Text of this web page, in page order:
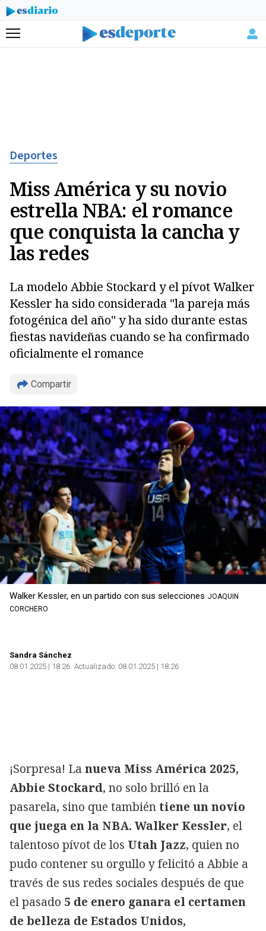
Menú
Deportes
Miss América y su novio
estrella NBA: el romance
que conquista la cancha y
las redes
La modelo Abbie Stockard y el pívot Walker
Kessler ha sido considerada "la pareja más
fotogénica del año" y ha sido durante estas
fiestas navideñas cuando se ha confirmado
oficialmente el romance
Compartir
Walker Kessler, en un partido con sus selecciones JOAQUIN
CORCHERO
Sandra Sánchez
08.01.2025 | 18:26 Actualizado: 08.01.2025 | 18:26
¡Sorpresa! La nueva Miss América 2025,
Abbie Stockard, no solo brilló en la
pasarela, sino que también tiene un novio
que juega en la NBA. Walker Kessler, el
talentoso pívot de los Utah Jazz, quien no
pudo contener su orgullo y felicitó a Abbie a
través de sus redes sociales después de que
el pasado 5 de enero ganara el certamen
de belleza de Estados Unidos,